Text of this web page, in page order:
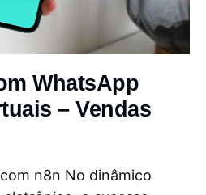
WhatsApp
– Vendas
n8n No dinâmico